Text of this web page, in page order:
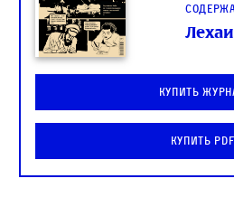
Купить
Купить PDF